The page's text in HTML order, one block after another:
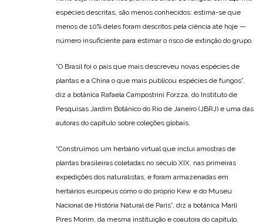
espécies descritas, são menos conhecidos: estima-se que
menos de 10% deles foram descritos pela ciência até hoje —
número insuficiente para estimar o risco de extinção do grupo.
“O Brasil foi o país que mais descreveu novas espécies de
plantas e a China o que mais publicou espécies de fungos”,
diz a botânica Rafaela Campostrini Forzza, do Instituto de
Pesquisas Jardim Botânico do Rio de Janeiro (JBRJ) e uma das
autoras do capítulo sobre coleções globais.
“Construímos um herbário virtual que inclui amostras de
plantas brasileiras coletadas no século XIX, nas primeiras
expedições dos naturalistas, e foram armazenadas em
herbários europeus como o do próprio Kew e do Museu
Nacional de História Natural de Paris”, diz a botânica Marli
Pires Morim, da mesma instituição e coautora do capítulo,